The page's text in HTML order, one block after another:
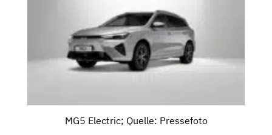
MG5 Electric; Quelle: Pressefoto